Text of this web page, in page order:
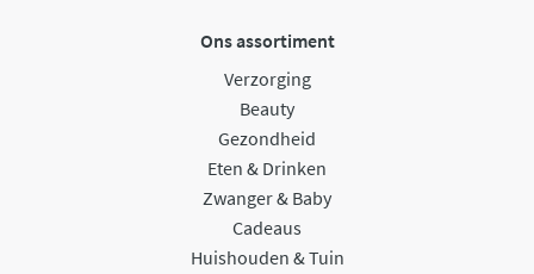
Ons assortiment
Verzorging
Beauty
Gezondheid
Eten & Drinken
Zwanger & Baby
Cadeaus
Huishouden & Tuin